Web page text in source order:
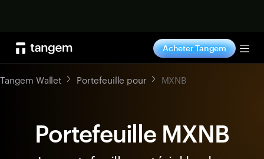
Acheter Tangem
Tangem Wallet Portefeuille pour MXNB
Portefeuille MXNB